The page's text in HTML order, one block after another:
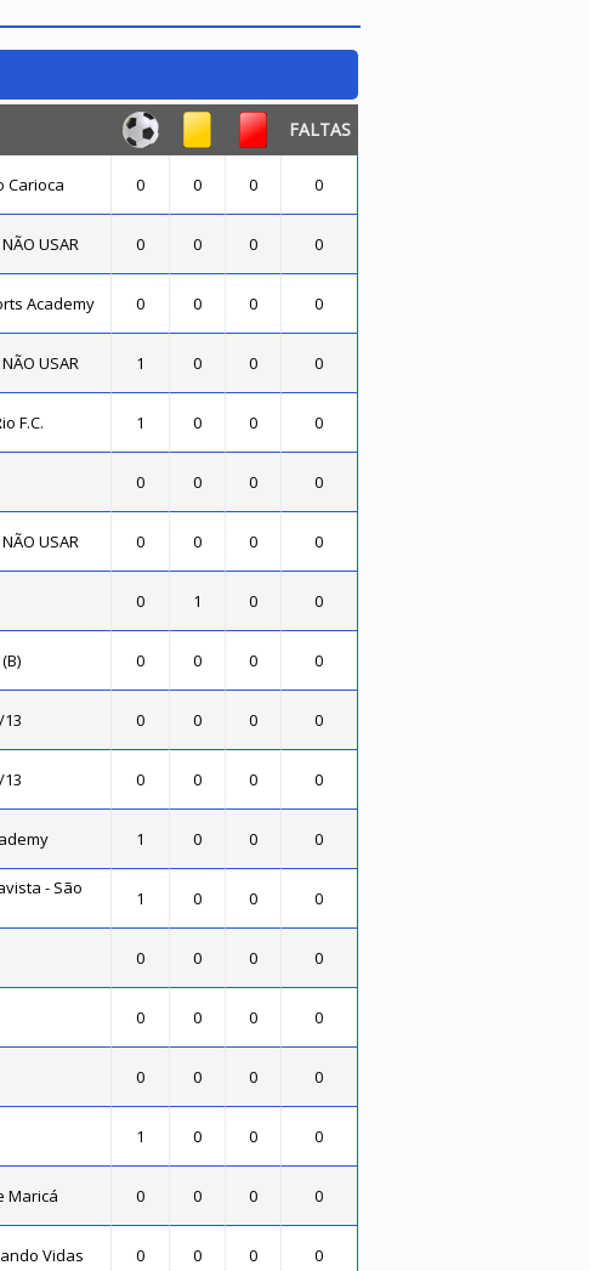
FALTAS
Carioca 0 0 0 0
USAR 0 0 0 0
Academy 0 0 0 0
USAR 1 0 0 0
F.C. 1 0 0 0
0 0 0 0
USAR 0 0 0 0
0 1 0 0
0 0 0 0
13 0 0 0 0
13 0 0 0 0
1 0 0 0
- São
1 0 0 0
0 0 0 0
0 0 0 0
0 0 0 0
1 0 0 0
Maricá 0 0 0 0
Vidas 0 0 0 0